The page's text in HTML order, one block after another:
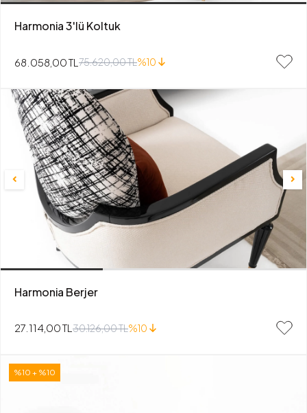
Harmonia 3'lü Koltuk
68.058,00 TL 75.620,00 TL%10
Harmonia Berjer
27.114,00 TL 30.126,00 TL%10
%10 + %10